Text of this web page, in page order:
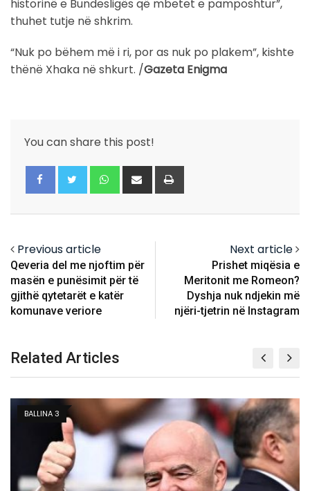
historinë e Bundesligës që mbetet e pamposhtur”,
thuhet tutje në shkrim.
“Nuk po bëhem më i ri, por as nuk po plakem”, kishte
thënë Xhaka në shkurt. /Gazeta Enigma
You can share this post!
Whatsapp
Share
via
Previous article
Qeveria del me njoftim për
masën e punësimit për të
gjithë qytetarët e katër
komunave veriore
Next article
Prishet miqësia e
Meritonit me Romeon?
Dyshja nuk ndjekin më
njëri-tjetrin në Instagram
Related Articles
BALLINA 3